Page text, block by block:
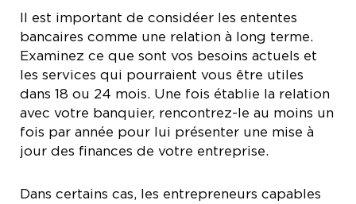
Il est important de considéer les ententes
bancaires comme une relation à long terme.
Examinez ce que sont vos besoins actuels et
les services qui pourraient vous être utiles
dans 18 ou 24 mois. Une fois établie la relation
avec votre banquier, rencontrez-le au moins un
fois par année pour lui présenter une mise à
jour des finances de votre entreprise.
Dans certains cas, les entrepreneurs capables